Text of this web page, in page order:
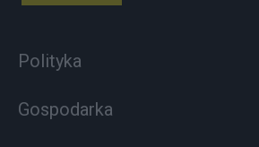
Polityka
Gospodarka